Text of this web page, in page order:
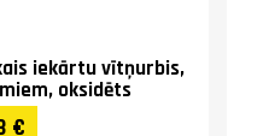
iekārtu vītņurbis,
oksidēts
€